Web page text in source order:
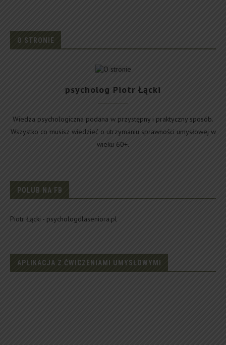
O STRONIE
psycholog Piotr Łącki
Wiedza psychologiczna podana w przystępny i praktyczny sposób.
Wszystko co musisz wiedzieć o utrzymaniu sprawności umysłowej w
wieku 60+.
POLUB NA FB
Piotr Łącki - psychologdlaseniora.pl
APLIKACJA Z ĆWICZENIAMI UMYSŁOWYMI